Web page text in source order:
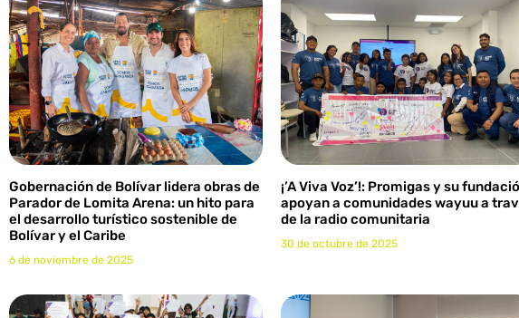
Gobernación de Bolívar lidera obras de
Parador de Lomita Arena: un hito para
el desarrollo turístico sostenible de
Bolívar y el Caribe
6 de noviembre de 2025
¡’A Viva Voz’!: Promigas y su
apoyan a comunidades wayuu a
de la radio comunitaria
30 de octubre de 2025